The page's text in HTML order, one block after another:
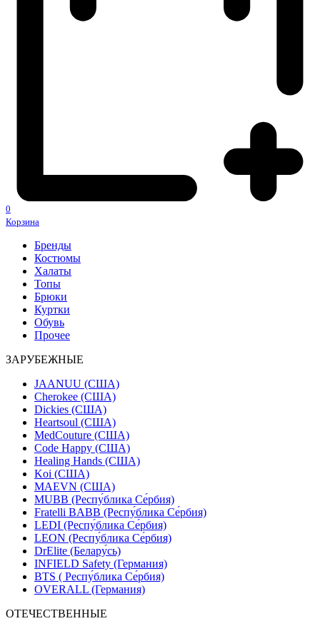
0
Корзина
Бренды
Костюмы
Халаты
Топы
Брюки
Куртки
Обувь
Прочее
ЗАРУБЕЖНЫЕ
JAANUU (США)
Cherokee (США)
Dickies (США)
Heartsoul (США)
MedCouture (США)
Code Happy (США)
Healing Hands (США)
Koi (США)
MAEVN (США)
MUBB (Респу́блика Се́рбия)
Fratelli BABB (Респу́блика Се́рбия)
LEDI (Респу́блика Се́рбия)
LEON (Респу́блика Се́рбия)
DrElite (Белару́сь)
INFIELD Safety (Германия)
BTS ( Респу́блика Се́рбия)
OVERALL (Германия)
ОТЕЧЕСТВЕННЫЕ